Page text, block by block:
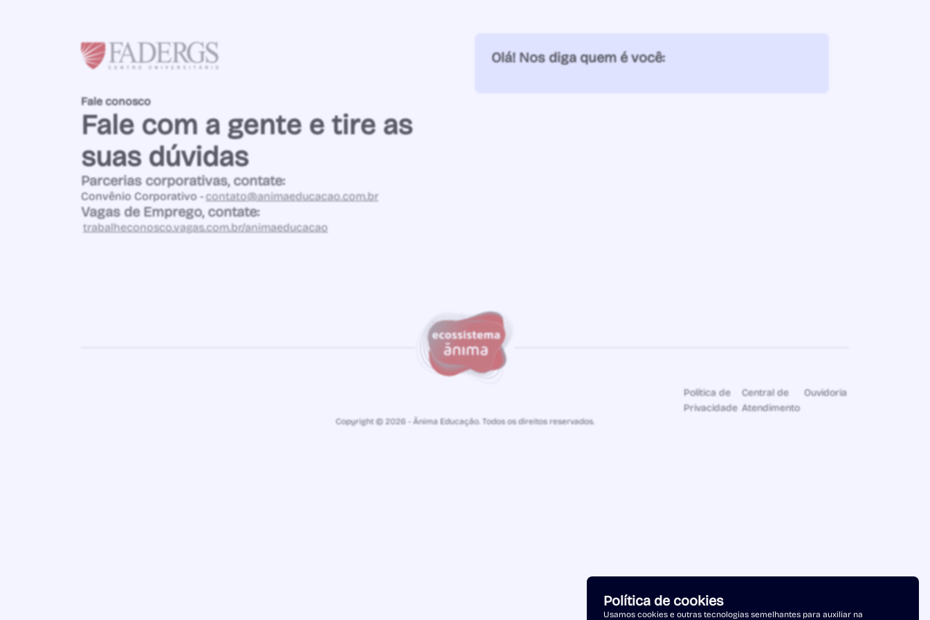
Fale conosco
Fale com a gente e tire as
suas dúvidas
Parcerias corporativas, contate:
Convênio Corporativo -contato@animaeducacao.com.br
Vagas de Emprego, contate:
trabalheconosco.vagas.com.br/animaeducacao
Olá! Nos diga quem é você:
Política de
Privacidade
Central de
Atendimento
Ouvidoria
Copyright © 2026 - Ânima Educação. Todos os direitos reservados.
Política de cookies
Usamos cookies e outras tecnologias semelhantes para auxiliar na